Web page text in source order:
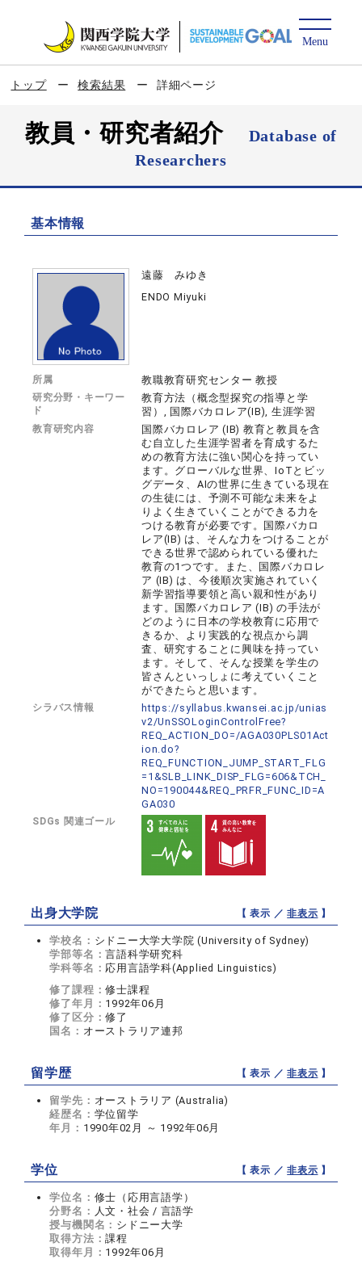
トップ 検索結果 詳細ページ
教員・研究者紹介
Database of
Researchers
基本情報
遠藤 みゆき
ENDO Miyuki
所属 教職教育研究センター 教授
研究分野・キーワー
ド
教育方法（概念型探究の指導と学
習）, 国際バカロレア(IB), 生涯学習
教育研究内容
国際バカロレア (IB) 教育と教員を含
む自立した生涯学習者を育成するた
めの教育方法に強い関心を持ってい
ます。グローバルな世界、IoTとビッ
グデータ、AIの世界に生きている現在
の生徒には、予測不可能な未来をよ
りよく生きていくことができる力を
つける教育が必要です。国際バカロ
レア(IB) は、そんな力をつけることが
できる世界で認められている優れた
教育の1つです。また、国際バカロレ
ア (IB) は、今後順次実施されていく
新学習指導要領と高い親和性があり
ます。国際バカロレア (IB) の手法が
どのように日本の学校教育に応用で
きるか、より実践的な視点から調
査、研究することに興味を持ってい
ます。そして、そんな授業を学生の
皆さんといっしょに考えていくこと
ができたらと思います。
シラバス情報
https://syllabus.kwansei.ac.jp/unias
v2/UnSSOLoginControlFree?
REQ_ACTION_DO=/AGA030PLS01Act
ion.do?
REQ_FUNCTION_JUMP_START_FLG
=1&SLB_LINK_DISP_FLG=606&TCH_
NO=190044&REQ_PRFR_FUNC_ID=A
GA030
SDGs 関連ゴール
出身大学院 【 表示 ／非表示 】
学校名： シドニー大学大学院 (University of Sydney)
学部等名：言語科学研究科
学科等名： 応用言語学科(Applied Linguistics)
修了課程：修士課程
修了年月： 1992年06月
修了区分：修了
国名： オーストラリア連邦
留学歴 【 表示 ／非表示 】
留学先： オーストラリア (Australia)
経歴名： 学位留学
年月： 1990年02月 ～ 1992年06月
学位 【 表示 ／非表示 】
学位名： 修士（応用言語学）
分野名： 人文・社会 / 言語学
授与機関名： シドニー大学
取得方法：課程
取得年月： 1992年06月